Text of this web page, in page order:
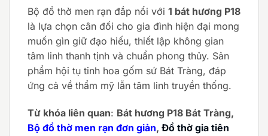
Bộ đồ thờ men rạn đắp nổi với 1 bát hương P18
là lựa chọn cân đối cho gia đình hiện đại mong
muốn gìn giữ đạo hiếu, thiết lập không gian
tâm linh thanh tịnh và chuẩn phong thủy. Sản
phẩm hội tụ tinh hoa gốm sứ Bát Tràng, đáp
ứng cả về thẩm mỹ lẫn tâm linh truyền thống.
Từ khóa liên quan: Bát hương P18 Bát Tràng,
Bộ đồ thờ men rạn đơn giản, Đồ thờ gia tiên